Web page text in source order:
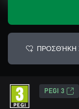
ΠΡΟΣΘΉΚΗ
PEGI 3